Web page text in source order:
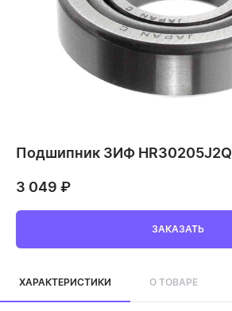
Подшипник ЗИФ HR30205J2Q
3 049 ₽
ЗАКАЗАТЬ
ХАРАКТЕРИСТИКИ О ТОВАРЕ